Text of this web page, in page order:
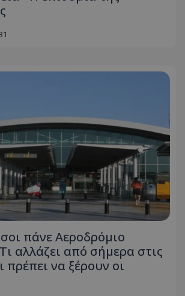
πάνε Αεροδρόμιο
αλλάζει από σήμερα στις
πρέπει να ξέρουν οι